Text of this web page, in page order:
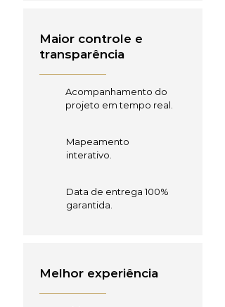
Maior controle e
transparência
Acompanhamento do
projeto em tempo real.
Mapeamento
interativo.
Data de entrega 100%
garantida.
Melhor experiência